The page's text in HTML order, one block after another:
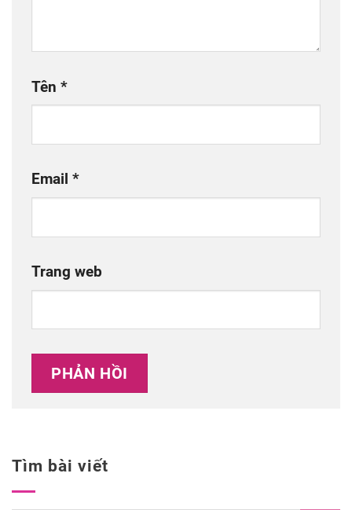
Tên *
Email *
Trang web
Tìm bài viết